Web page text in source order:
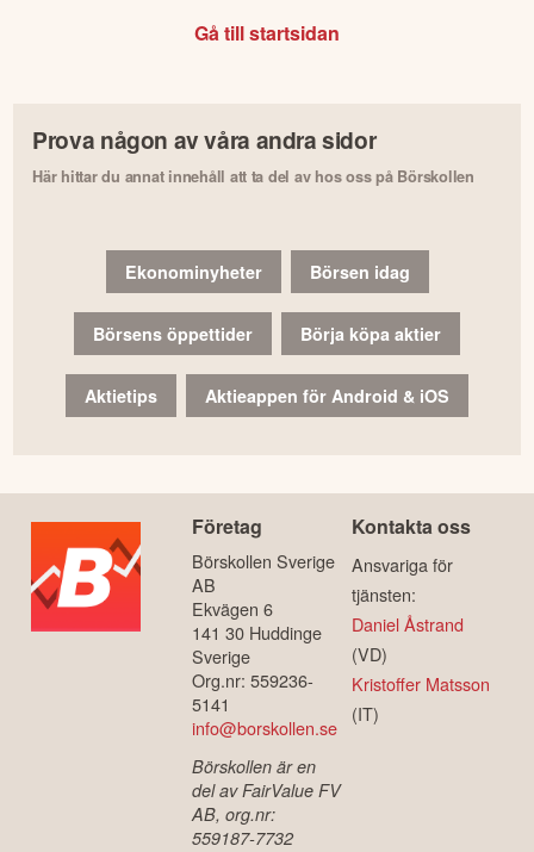
Gå till startsidan
Prova någon av våra andra sidor
Här hittar du annat innehåll att ta del av hos oss på Börskollen
Ekonominyheter Börsen idag
Börsens öppettider Börja köpa aktier
Aktietips Aktieappen för Android & iOS
Företag
Börskollen Sverige
AB
Ekvägen 6
141 30 Huddinge
Sverige
Org.nr: 559236-
5141
info@borskollen.se
Börskollen är en
del av FairValue FV
AB, org.nr:
559187-7732
Kontakta oss
Ansvariga för
tjänsten:
Daniel Åstrand
(VD)
Kristoffer Matsson
(IT)